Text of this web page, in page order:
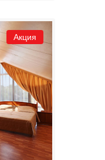
Акция